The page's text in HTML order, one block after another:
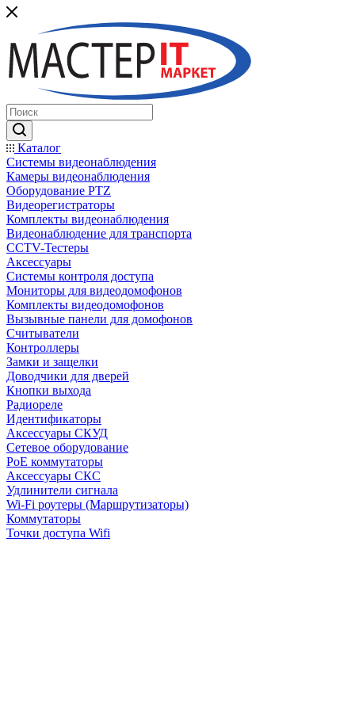
Каталог
Системы видеонаблюдения
Камеры видеонаблюдения
Оборудование PTZ
Видеорегистраторы
Комплекты видеонаблюдения
Видеонаблюдение для транспорта
CCTV-Тестеры
Аксессуары
Системы контроля доступа
Мониторы для видеодомофонов
Комплекты видеодомофонов
Вызывные панели для домофонов
Считыватели
Контроллеры
Замки и защелки
Доводчики для дверей
Кнопки выхода
Радиореле
Идентификаторы
Аксессуары СКУД
Сетевое оборудование
PoE коммутаторы
Аксессуары СКС
Удлинители сигнала
Wi-Fi роутеры (Маршрутизаторы)
Коммутаторы
Точки доступа Wifi